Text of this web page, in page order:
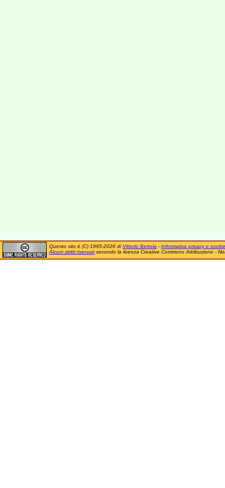
Questo sito è (C) 1995-2026 di Vittorio Bertola - Informativa privacy e cookie
Alcuni diritti riservatisecondo la licenza Creative Commons Attribuzione -